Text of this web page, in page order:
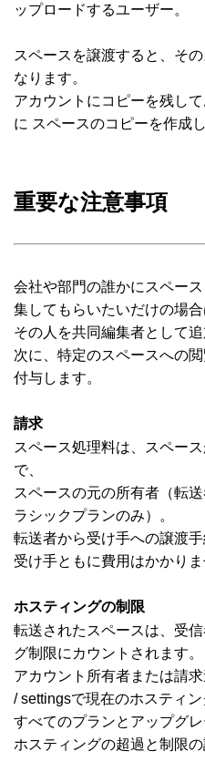
ップロードするユーザー。
スペースを譲渡すると、そ
なります。
アカウントにコピーを残し
に スペースのコピーを作成
重要な注意事項
会社や部門の誰かにスペー
集してもらいたいだけの場合
その人を共同編集者として追
次に、特定のスペースへの
付与します。
請求
スペース処理料は、スペー
で、
スペースの元の所有者（転
ラシックプランのみ）。
転送者から受け手への譲渡
受け手ともに費用はかかりま
ホスティングの制限
転送されたスペースは、受
グ制限にカウントされます。
アカウント所有者または請
/ settingsで現在のホスティン
すべてのプランとアップグ
ホスティングの超過と制限の